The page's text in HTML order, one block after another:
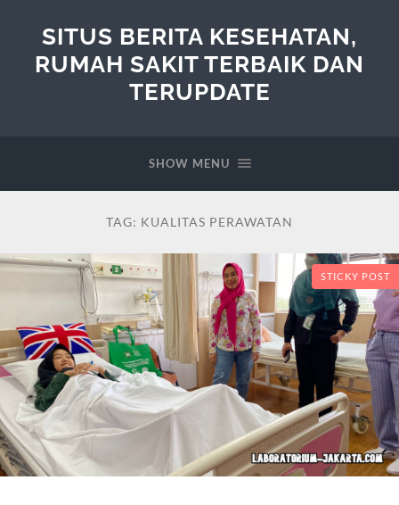
SITUS BERITA KESEHATAN,
RUMAH SAKIT TERBAIK DAN
TERUPDATE
SHOW MENU
TAG: KUALITAS PERAWATAN
STICKY POST